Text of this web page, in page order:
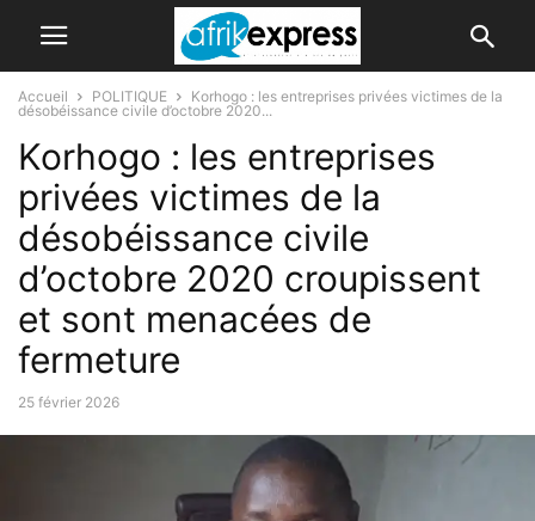
Accueil POLITIQUE
Korhogo : les entreprises privées victimes de la
désobéissance civile d’octobre 2020...
Korhogo : les entreprises
privées victimes de la
désobéissance civile
d’octobre 2020 croupissent
et sont menacées de
fermeture
25 février 2026